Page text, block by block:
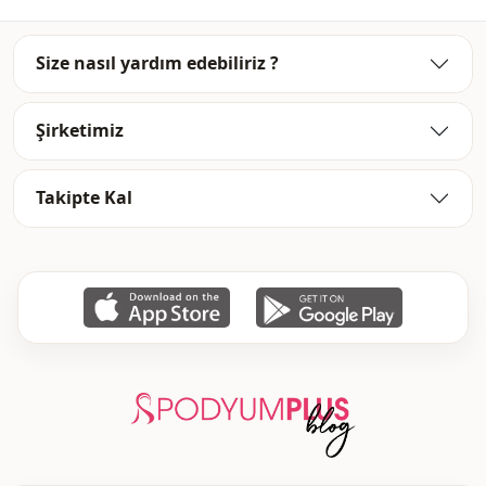
Desen Etnik
Kapama şekli̇ Düğmeli
Size nasıl yardım edebiliriz ?
Şirketimiz
Takipte Kal